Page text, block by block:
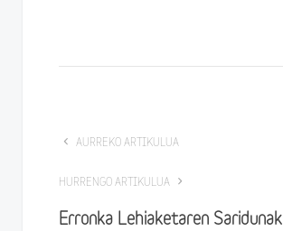
AURREKO ARTIKULUA
HURRENGO ARTIKULUA
Erronka Lehiaketaren Saridunak